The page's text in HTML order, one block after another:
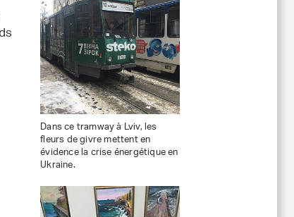
Dans ce tramway à Lviv, les
fleurs de givre mettent en
évidence la crise énergétique en
Ukraine.